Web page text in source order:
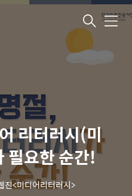
메
리터러시(미
필요한 순간!
진<미디어리터러시>